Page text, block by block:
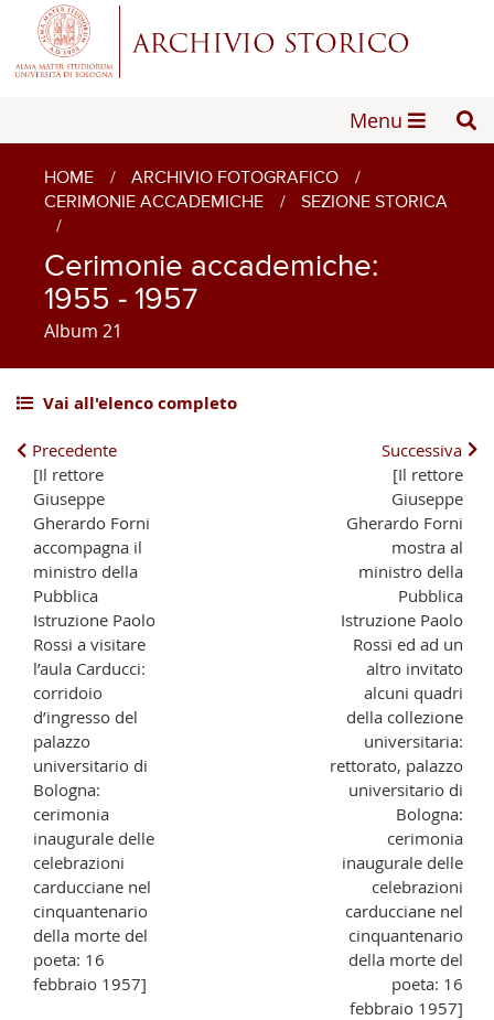
Menu
HOME / ARCHIVIO FOTOGRAFICO
/
CERIMONIE ACCADEMICHE
/
SEZIONE STORICA
/
Cerimonie accademiche:
1955 - 1957
Album 21
Vai all'elenco completo
Precedente
[Il rettore
Giuseppe
Gherardo Forni
accompagna il
ministro della
Pubblica
Istruzione Paolo
Rossi a visitare
l’aula Carducci:
corridoio
d’ingresso del
palazzo
universitario di
Bologna:
cerimonia
inaugurale delle
celebrazioni
carducciane nel
cinquantenario
della morte del
poeta: 16
febbraio 1957]
Successiva
[Il rettore
Giuseppe
Gherardo Forni
mostra al
ministro della
Pubblica
Istruzione Paolo
Rossi ed ad un
altro invitato
alcuni quadri
della collezione
universitaria:
rettorato, palazzo
universitario di
Bologna:
cerimonia
inaugurale delle
celebrazioni
carducciane nel
cinquantenario
della morte del
poeta: 16
febbraio 1957]